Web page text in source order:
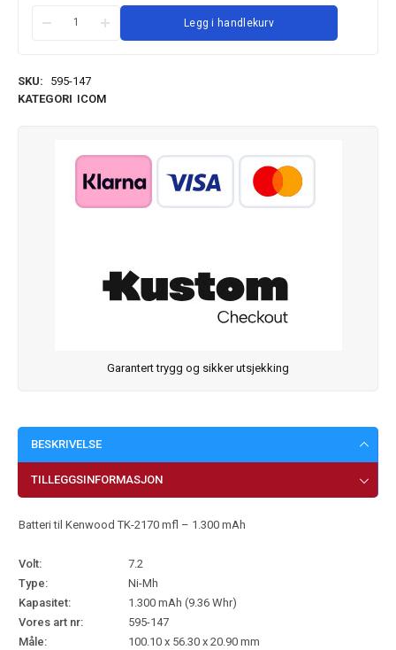
Legg i handlekurv
SKU:
595-147
KATEGORI ICOM
Garantert trygg og sikker utsjekking
BESKRIVELSE
TILLEGGSINFORMASJON
Batteri til Kenwood TK-2170 mfl – 1.300 mAh
Volt:
7.2
Type:
Ni-Mh
Kapasitet:
1.300 mAh (9.36 Whr)
Vores art nr:
595-147
Måle:
100.10 x 56.30 x 20.90 mm